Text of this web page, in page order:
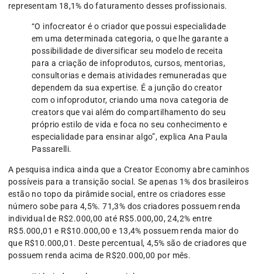
representam 18,1% do faturamento desses profissionais.
“O infocreator é o criador que possui especialidade
em uma determinada categoria, o que lhe garante a
possibilidade de diversificar seu modelo de receita
para a criação de infoprodutos, cursos, mentorias,
consultorias e demais atividades remuneradas que
dependem da sua expertise. É a junção do creator
com o infoprodutor, criando uma nova categoria de
creators que vai além do compartilhamento do seu
próprio estilo de vida e foca no seu conhecimento e
especialidade para ensinar algo”, explica Ana Paula
Passarelli.
A pesquisa indica ainda que a Creator Economy abre caminhos
possíveis para a transição social. Se apenas 1% dos brasileiros
estão no topo da pirâmide social, entre os criadores esse
número sobe para 4,5%. 71,3% dos criadores possuem renda
individual de R$2.000,00 até R$5.000,00, 24,2% entre
R$5.000,01 e R$10.000,00 e 13,4% possuem renda maior do
que R$10.000,01. Deste percentual, 4,5% são de criadores que
possuem renda acima de R$20.000,00 por mês.